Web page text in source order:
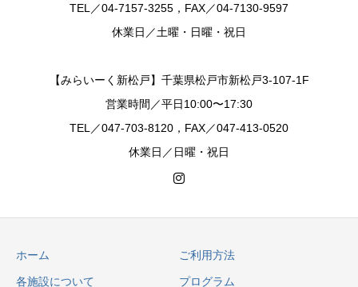
TEL／04-7157-3255，FAX／04-7130-9597
休業日／土曜・日曜・祝日
【みらいーく新松戸】千葉県松戸市新松戸3-107-1F
営業時間／平日10:00〜17:30
TEL／047-703-8120，FAX／047-413-0520
休業日／日曜・祝日
ホーム ご利用方法
各施設について プログラム